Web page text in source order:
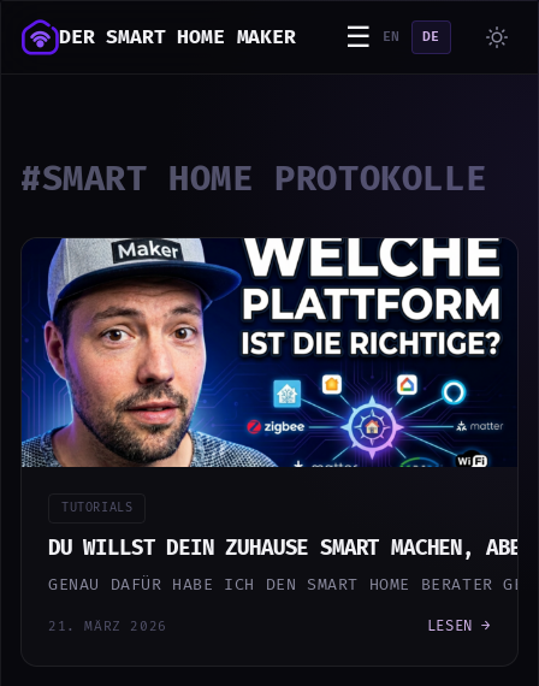
DER SMART HOME MAKER ☰ EN DE
#SMART HOME PROTOKOLLE
TUTORIALS
DU WILLST DEIN ZUHAUSE SMART MACHEN,
GENAU DAFÜR HABE ICH DEN SMART HOME BERATER
21. MÄRZ 2026 LESEN →